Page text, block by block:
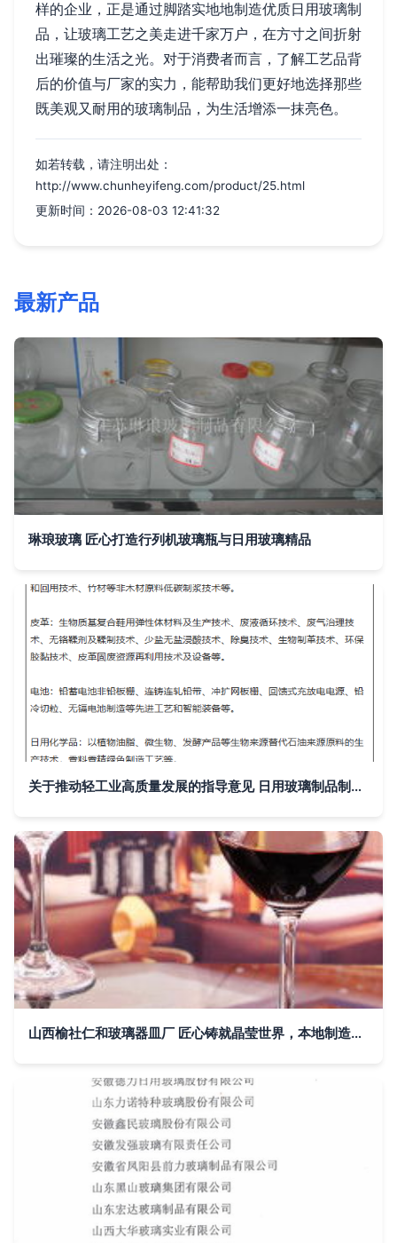
样的企业，正是通过脚踏实地地制造优质日用玻璃制
品，让玻璃工艺之美走进千家万户，在方寸之间折射
出璀璨的生活之光。对于消费者而言，了解工艺品背
后的价值与厂家的实力，能帮助我们更好地选择那些
既美观又耐用的玻璃制品，为生活增添一抹亮色。
如若转载，请注明出处：
http://www.chunheyifeng.com/product/25.html
更新时间：2026-08-03 12:41:32
最新产品
琳琅玻璃 匠心打造行列机玻璃瓶与日用玻璃精品
关于推动轻工业高质量发展的指导意见 日用玻璃制品制造的转型路径
山西榆社仁和玻璃器皿厂 匠心铸就晶莹世界，本地制造点亮品质生活